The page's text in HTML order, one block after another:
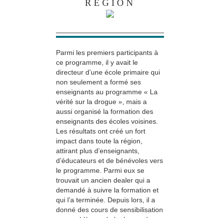
RÉGION
Parmi les premiers participants à
ce programme, il y avait le
directeur d’une école primaire qui
non seulement a formé ses
enseignants au programme « La
vérité sur la drogue », mais a
aussi organisé la formation des
enseignants des écoles voisines.
Les résultats ont créé un fort
impact dans toute la région,
attirant plus d’enseignants,
d’éducateurs et de bénévoles vers
le programme. Parmi eux se
trouvait un ancien dealer qui a
demandé à suivre la formation et
qui l’a terminée. Depuis lors, il a
donné des cours de sensibilisation